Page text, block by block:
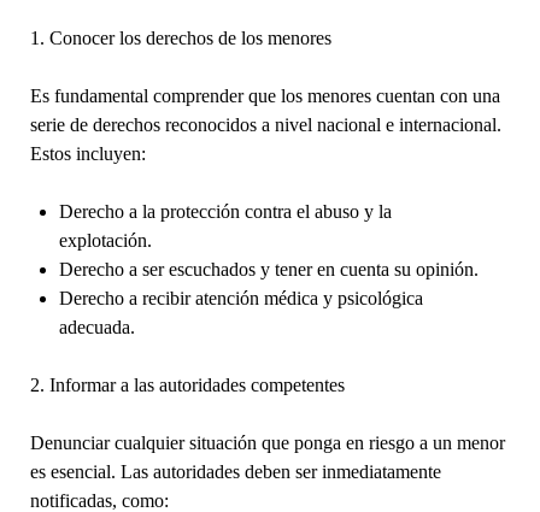
1. Conocer los derechos de los menores
Es fundamental comprender que los menores cuentan con una
serie de derechos reconocidos a nivel nacional e internacional.
Estos incluyen:
Derecho a la protección contra el abuso y la
explotación.
Derecho a ser escuchados y tener en cuenta su opinión.
Derecho a recibir atención médica y psicológica
adecuada.
2. Informar a las autoridades competentes
Denunciar cualquier situación que ponga en riesgo a un menor
es esencial. Las autoridades deben ser inmediatamente
notificadas, como: